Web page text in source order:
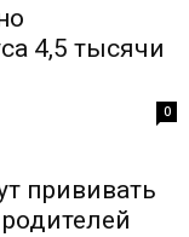
4,5 тысячи
0
прививать